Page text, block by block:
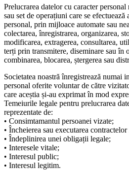
Prelucrarea datelor cu caracter
sau set de operațiuni care se efectuează
personal, prin mijloace automate sau
colectarea, înregistrarea, organizarea,
modificarea, extragerea, consultarea,
terți prin transmitere, diseminare sau în
combinarea, blocarea, ștergerea sau
Societatea noastră înregistrează numai
personal oferite voluntar de către
care aceștia și-au exprimat în mod
Temeiurile legale pentru prelucrarea
reprezentate de:
• Consimtamantul persoanei vizate;
• Încheierea sau executarea
• Îndeplinirea unei obligații legale;
• Interesele vitale;
• Interesul public;
• Interesul legitim.